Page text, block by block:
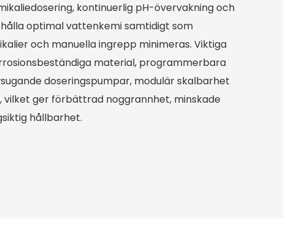
kontinuerlig pH-övervakning och
optimal vattenkemi samtidigt som
och manuella ingrepp minimeras. Viktiga
material, programmerbara
doseringspumpar, modulär skalbarhet
ger förbättrad noggrannhet, minskade
hållbarhet.